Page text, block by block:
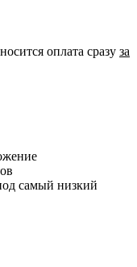
оплата сразу за
самый низкий